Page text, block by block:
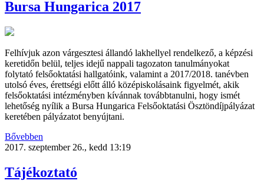
Bursa Hungarica 2017
Felhívjuk azon várgesztesi állandó lakhellyel rendelkező, a képzési
keretidőn belül, teljes idejű nappali tagozaton tanulmányokat
folytató felsőoktatási hallgatóink, valamint a 2017/2018. tanévben
utolsó éves, érettségi előtt álló középiskolásaink figyelmét, akik
felsőoktatási intézményben kívánnak továbbtanulni, hogy ismét
lehetőség nyílik a Bursa Hungarica Felsőoktatási Ösztöndíjpályázat
keretében pályázatot benyújtani.
Bővebben
2017. szeptember 26., kedd 13:19
Tájékoztató